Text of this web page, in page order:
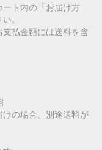
ト内の「お届け方
。
払金額には送料を含
の場合、別途送料が